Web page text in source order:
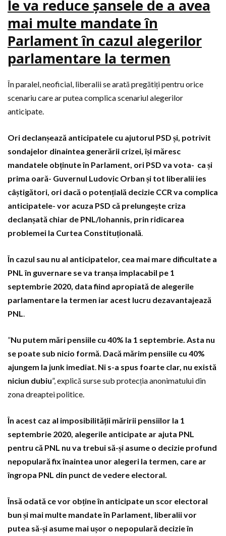
le va reduce șansele de a avea
mai multe mandate în
Parlament în cazul alegerilor
parlamentare la termen
În paralel, neoficial, liberalii se arată pregătiți pentru orice
scenariu care ar putea complica scenariul alegerilor
anticipate.
Ori declanșează anticipatele cu ajutorul PSD și, potrivit
sondajelor dinaintea generării crizei, își măresc
mandatele obținute în Parlament, ori PSD va vota- ca și
prima oară- Guvernul Ludovic Orban și tot liberalii ies
câștigători, ori dacă o potențială decizie CCR va complica
anticipatele- vor acuza PSD că prelungește criza
declanșată chiar de PNL/Iohannis, prin ridicarea
problemei la Curtea Constituțională.
În cazul sau nu al anticipatelor, cea mai mare dificultate a
PNL în guvernare se va tranșa implacabil pe 1
septembrie 2020, data fiind apropiată de alegerile
parlamentare la termen iar acest lucru dezavantajează
PNL.
”Nu putem mări pensiile cu 40% la 1 septembrie. Asta nu
se poate sub nicio formă. Dacă mărim pensiile cu 40%
ajungem la junk imediat. Ni s-a spus foarte clar, nu există
niciun dubiu”, explică surse sub protecția anonimatului din
zona dreaptei politice.
În acest caz al imposibilității măririi pensiilor la 1
septembrie 2020, alegerile anticipate ar ajuta PNL
pentru că PNL nu va trebui să-și asume o decizie profund
nepopulară fix înaintea unor alegeri la termen, care ar
îngropa PNL din punct de vedere electoral.
Însă odată ce vor obține în anticipate un scor electoral
bun și mai multe mandate în Parlament, liberalii vor
putea să-și asume mai ușor o nepopulară decizie în